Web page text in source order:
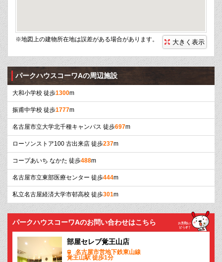
※地図上の建物所在地は誤差がある場合があります。 大きく表示
パークハウスコーワAの周辺施設
大和小学校 徒歩1300m
振甫中学校 徒歩1777m
名古屋市立大学北千種キャンパス 徒歩697m
ローソンストア100 古出来店 徒歩237m
コープあいち なかた 徒歩488m
名古屋市立東部医療センター 徒歩444m
私立名古屋経済大学市邨高校 徒歩301m
パークハウスコーワAのお問い合わせはこちら
部屋セレブ覚王山店
名古屋市営地下鉄東山線
覚王山駅 徒歩1分